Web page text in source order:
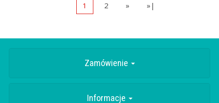
1 2 » »|
Zamówienie
Informacje